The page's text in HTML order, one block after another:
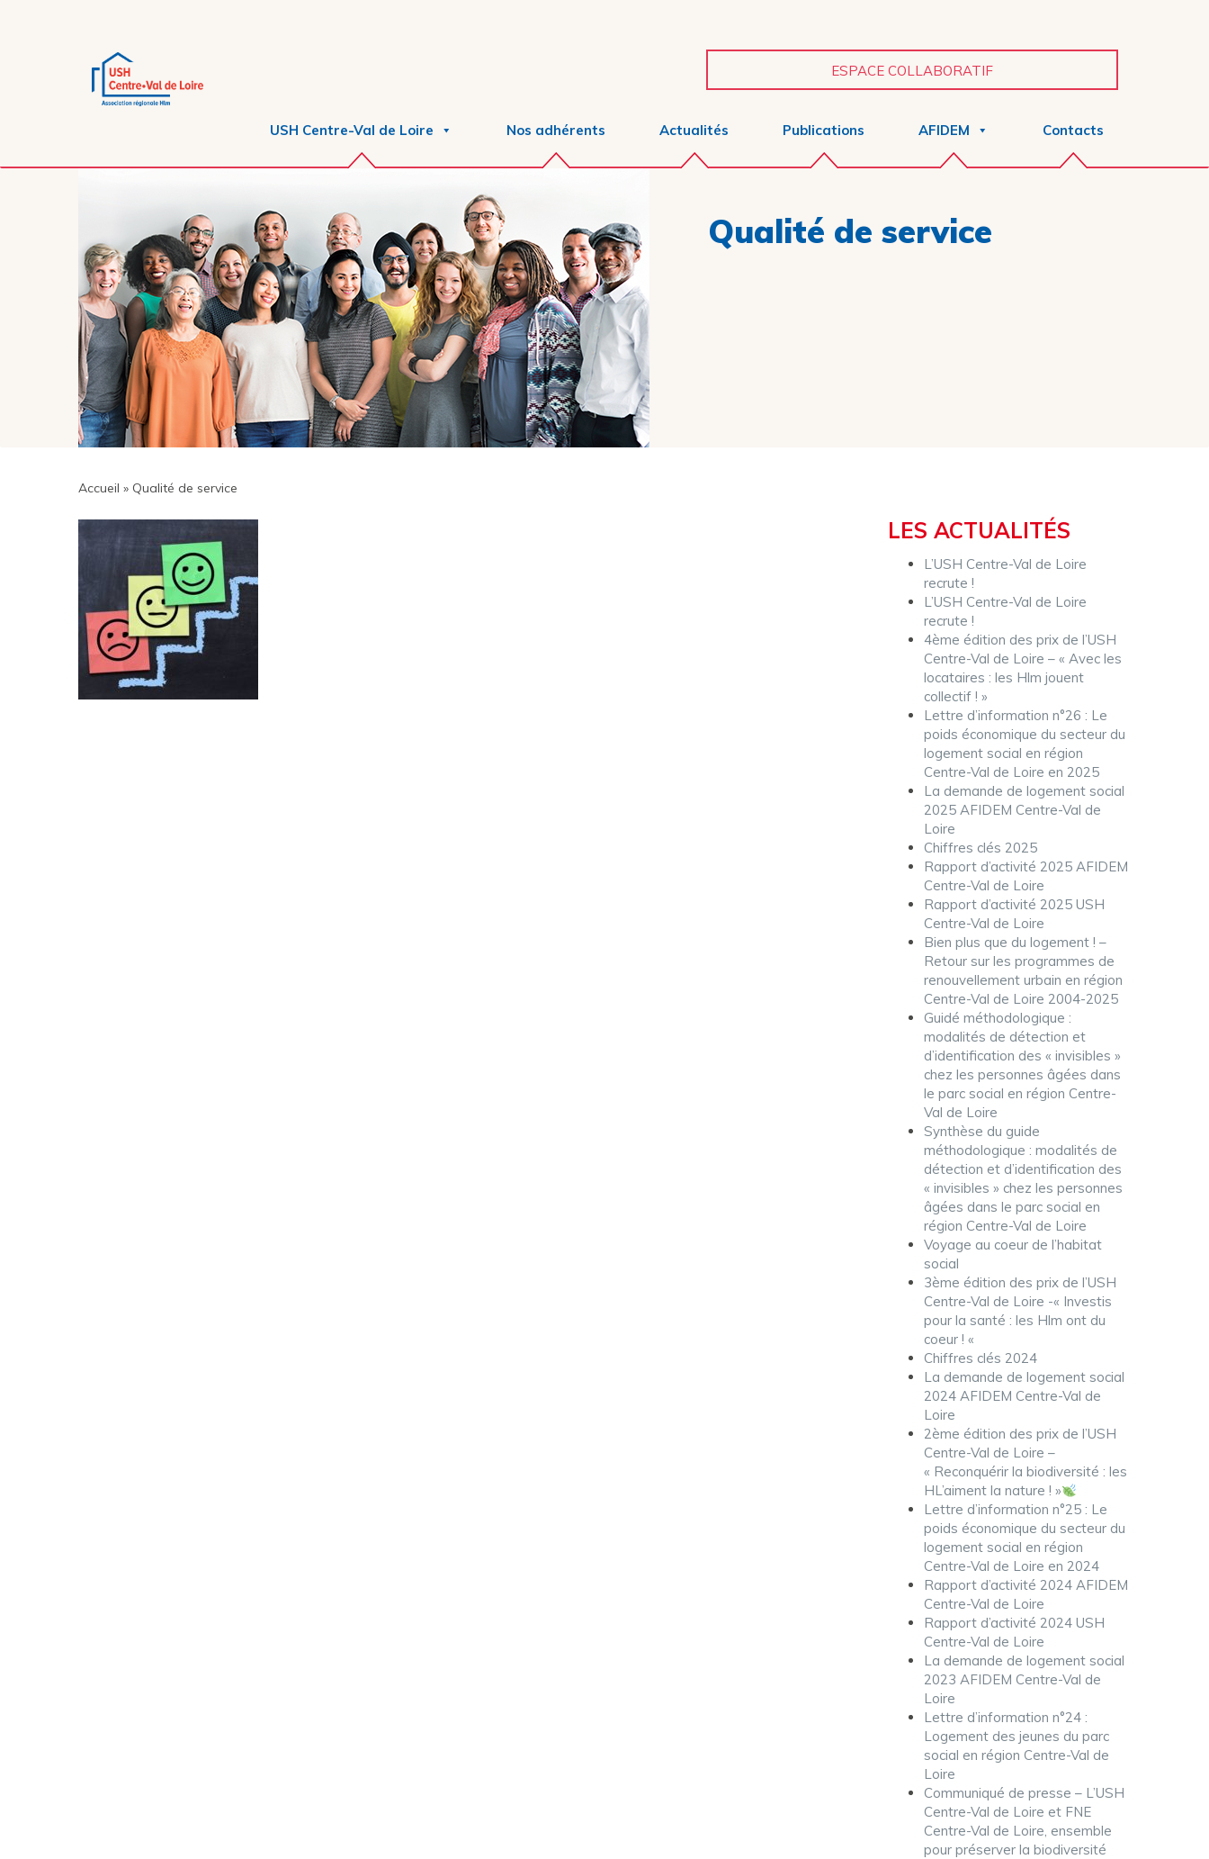
ESPACE COLLABORATIF
USH Centre-Val de Loire Nos adhérents Actualités Publications AFIDEM Contacts
Qualité de service
LES ACTUALITÉS
L’USH Centre-Val de Loire
recrute !
L’USH Centre-Val de Loire
recrute !
4ème édition des prix de l’USH
Centre-Val de Loire – « Avec les
locataires : les Hlm jouent
collectif ! »
Lettre d’information n°26 : Le
poids économique du secteur du
logement social en région
Centre-Val de Loire en 2025
La demande de logement social
2025 AFIDEM Centre-Val de
Loire
Chiffres clés 2025
Rapport d’activité 2025 AFIDEM
Centre-Val de Loire
Rapport d’activité 2025 USH
Centre-Val de Loire
Bien plus que du logement ! –
Retour sur les programmes de
renouvellement urbain en région
Centre-Val de Loire 2004-2025
Guidé méthodologique :
modalités de détection et
d’identification des « invisibles »
chez les personnes âgées dans
le parc social en région Centre-
Val de Loire
Synthèse du guide
méthodologique : modalités de
détection et d’identification des
« invisibles » chez les personnes
âgées dans le parc social en
région Centre-Val de Loire
Voyage au coeur de l’habitat
social
3ème édition des prix de l’USH
Centre-Val de Loire -« Investis
pour la santé : les Hlm ont du
coeur ! «
Chiffres clés 2024
La demande de logement social
2024 AFIDEM Centre-Val de
Loire
2ème édition des prix de l’USH
Centre-Val de Loire –
« Reconquérir la biodiversité : les
HL’aiment la nature ! »
Lettre d’information n°25 : Le
poids économique du secteur du
logement social en région
Centre-Val de Loire en 2024
Rapport d’activité 2024 AFIDEM
Centre-Val de Loire
Rapport d’activité 2024 USH
Centre-Val de Loire
La demande de logement social
2023 AFIDEM Centre-Val de
Loire
Lettre d’information n°24 :
Logement des jeunes du parc
social en région Centre-Val de
Loire
Communiqué de presse – L’USH
Centre-Val de Loire et FNE
Centre-Val de Loire, ensemble
pour préserver la biodiversité
Accueil » Qualité de service